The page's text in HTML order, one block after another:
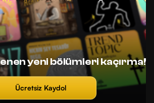
yeni bölümleri kaçırma!
Ücretsiz Kaydol